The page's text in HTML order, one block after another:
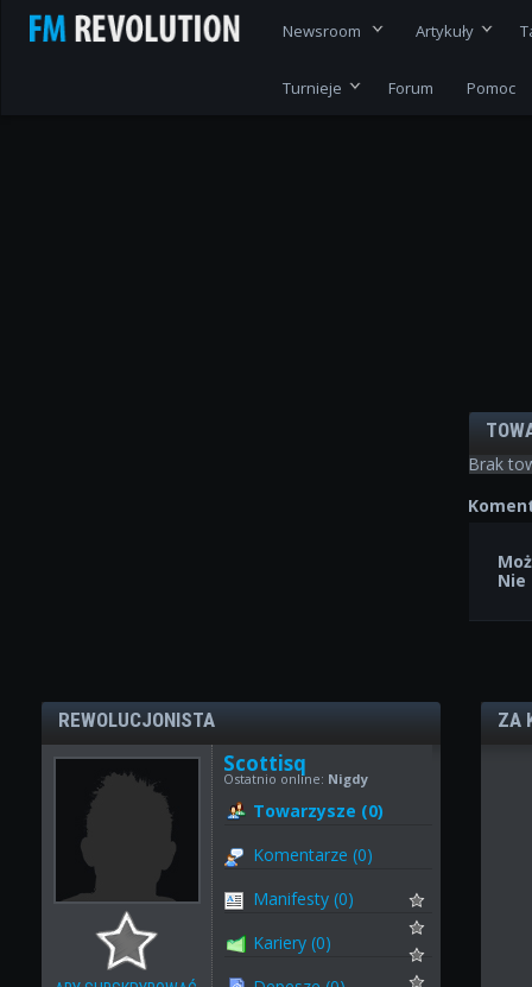
Newsroom Artykuły
Turnieje Forum Pomoc
Brak
REWOLUCJONISTA
Scottisq
Ostatnio online: Nigdy
Towarzysze (0)
Komentarze (0)
Manifesty (0)
Kariery (0)
ZA